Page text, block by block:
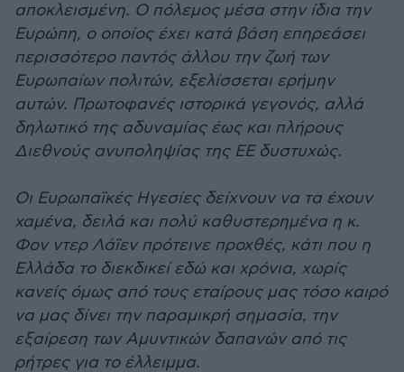
αποκλεισμένη. Ο πόλεμος μέσα στην ίδια την
Ευρώπη, ο οποίος έχει κατά βάση επηρεάσει
περισσότερο παντός άλλου την ζωή των
Ευρωπαίων πολιτών, εξελίσσεται ερήμην
αυτών. Πρωτοφανές ιστορικά γεγονός, αλλά
δηλωτικό της αδυναμίας έως και πλήρους
Διεθνούς ανυποληψίας της ΕΕ δυστυχώς.
Οι Ευρωπαϊκές Ηγεσίες δείχνουν να τα έχουν
χαμένα, δειλά και πολύ καθυστερημένα η κ.
Φον ντερ Λάϊεν πρότεινε προχθές, κάτι που η
Ελλάδα το διεκδικεί εδώ και χρόνια, χωρίς
κανείς όμως από τους εταίρους μας τόσο καιρό
να μας δίνει την παραμικρή σημασία, την
εξαίρεση των Αμυντικών δαπανών από τις
ρήτρες για το έλλειμμα.